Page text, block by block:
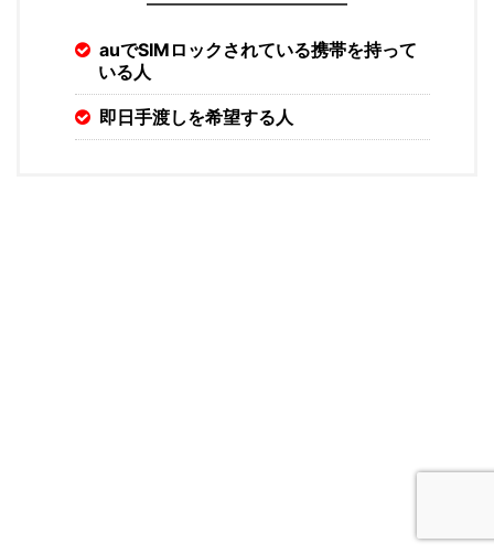
auでSIMロックされている携帯を持って
いる人
即日手渡しを希望する人